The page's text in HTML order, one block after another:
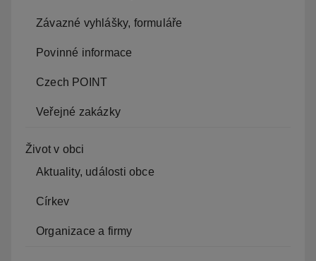
Závazné vyhlášky, formuláře
Povinné informace
Czech POINT
Veřejné zakázky
Život v obci
Aktuality, události obce
Církev
Organizace a firmy